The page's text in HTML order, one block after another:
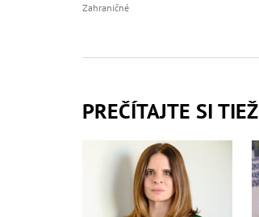
Zahraničné
PREČÍTAJTE SI TIEŽ